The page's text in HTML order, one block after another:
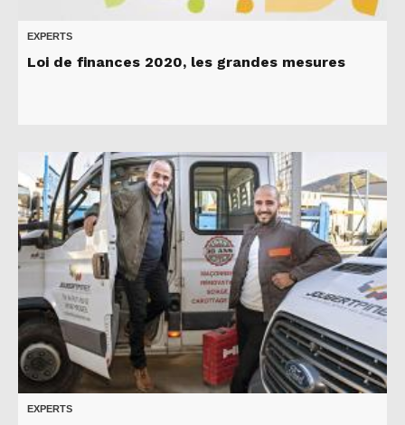
EXPERTS
Loi de finances 2020, les grandes mesures
EXPERTS